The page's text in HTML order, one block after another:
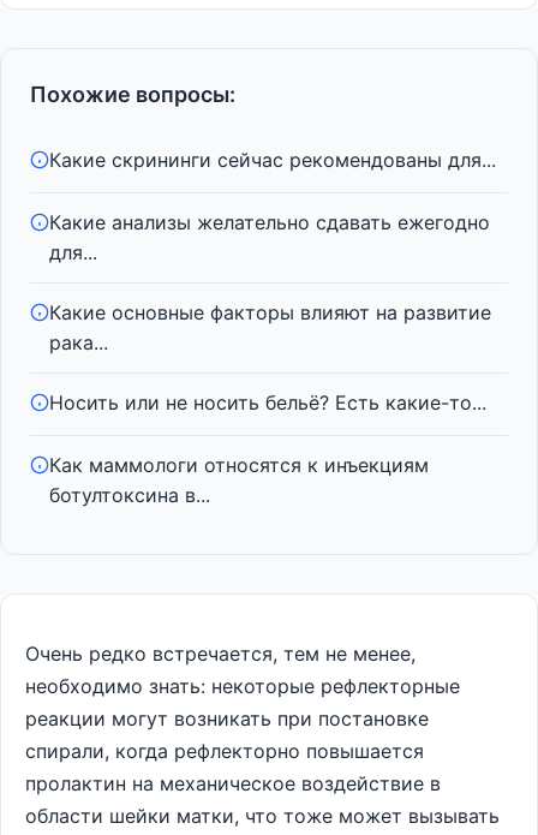
Похожие вопросы:
Какие скрининги сейчас рекомендованы для...
Какие анализы желательно сдавать ежегодно
для...
Какие основные факторы влияют на развитие
рака...
Носить или не носить бельё? Есть какие-то...
Как маммологи относятся к инъекциям
ботултоксина в...
Очень редко встречается, тем не менее,
необходимо знать: некоторые рефлекторные
реакции могут возникать при постановке
спирали, когда рефлекторно повышается
пролактин на механическое воздействие в
области шейки матки, что тоже может вызывать